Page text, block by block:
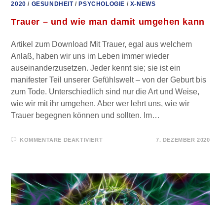
2020 / GESUNDHEIT/ PSYCHOLOGIE / X-NEWS
Trauer – und wie man damit umgehen kann
Artikel zum Download Mit Trauer, egal aus welchem
Anlaß, haben wir uns im Leben immer wieder
auseinander­zusetzen. Jeder kennt sie; sie ist ein
manifester Teil unserer Gefühlswelt – von der Geburt bis
zum Tode. Unterschiedlich sind nur die Art und Weise,
wie wir mit ihr umgehen. Aber wer lehrt uns, wie wir
Trauer begegnen können und sollten. Im…
KOMMENTARE DEAKTIVIERTFÜR
MAN
DAMIT
UMGEHEN
KANN
7. DEZEMBER 2020